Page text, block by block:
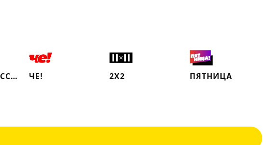
ПЕРВЫЙ РОССИЙСКИЙ НАЦИОНАЛЬНЫЙ КАНАЛ ЧЕ! 2X2 ПЯТНИЦА